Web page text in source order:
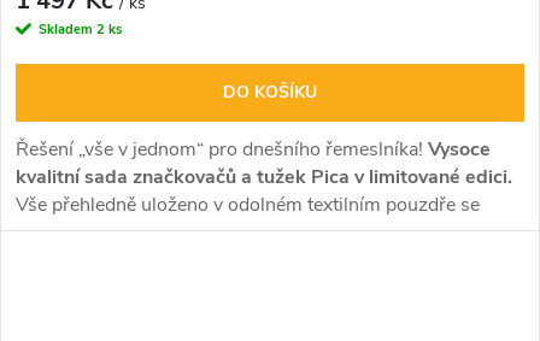
k
t
ů
u
k
t
ů
Skladem 2 ks
DO KOŠÍKU
Řešení „vše v jednom“ pro dnešního řemeslníka! Vysoce
kvalitní sada značkovačů a tužek Pica v limitované edici.
Vše přehledně uloženo v odolném textilním pouzdře se
suchým zipem a bezpečnostní pojistkou – ideální nejen pro